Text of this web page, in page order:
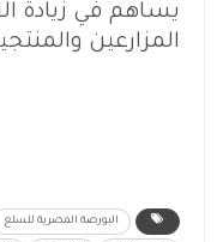
يساهم في زيادة
المزارعين
البورصة المصرية للسلع